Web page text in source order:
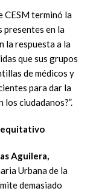
CESM terminó la
presentes en la
la respuesta a la
que sus grupos
de médicos y
para dar la
ciudadanos?”.
equitativo
Aguilera,
Urbana de la
demasiado